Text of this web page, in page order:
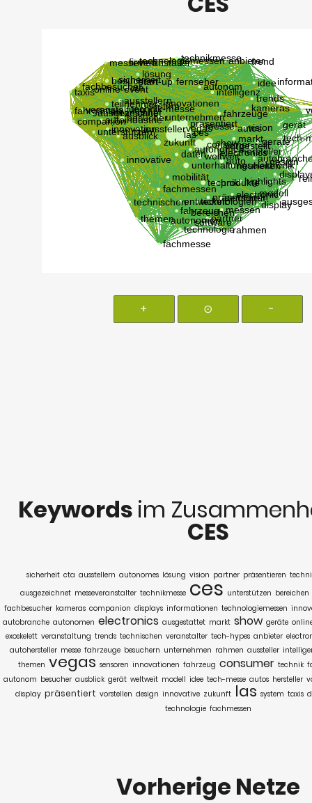
+ ⊙ -
Keywords im
CES
sicherheit cta ausstellern autonomes lösung vision partner präsentieren
ausgezeichnet messeveranstalter technikmesse ces unterstützen bereichen
fachbesucher kameras companion displays informationen technologiemessen
autobranche autonomen electronics ausgestattet markt show geräte
exoskelett veranstaltung trends technischen veranstalter tech-hypes anbieter
autohersteller messe fahrzeuge besuchern unternehmen rahmen aussteller
themen vegas sensoren innovationen fahrzeug consumer technik
autonom besucher ausblick gerät weltweit modell idee tech-messe autos hersteller
display präsentiert vorstellen design innovative zukunft las system taxis
technologie fachmessen
Vorherige Netze